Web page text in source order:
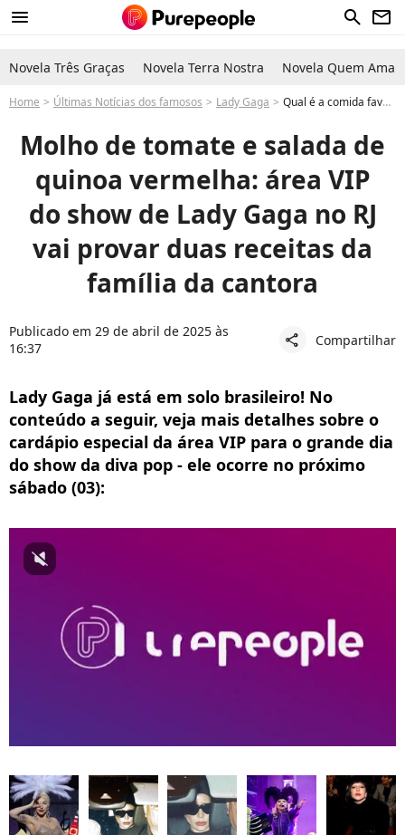
menu search newsletter
Novela Três Graças Novela Terra Nostra Novela Quem Ama
Home Últimas Notícias dos famosos Lady Gaga Qual é a comida favorita de Lady Gaga? Área VIP do show da famosa no RJ tem receitas especiais de família da cantora. Saiba detalhes!
Molho de tomate e salada de
quinoa vermelha: área VIP
do show de Lady Gaga no RJ
vai provar duas receitas da
família da cantora
Publicado em 29 de abril de 2025 às
16:37
share Compartilhar
Lady Gaga já está em solo brasileiro! No
conteúdo a seguir, veja mais detalhes sobre o
cardápio especial da área VIP para o grande dia
do show da diva pop - ele ocorre no próximo
sábado (03):